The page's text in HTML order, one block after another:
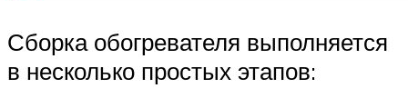
Сборка обогревателя выполняется
в несколько простых этапов: